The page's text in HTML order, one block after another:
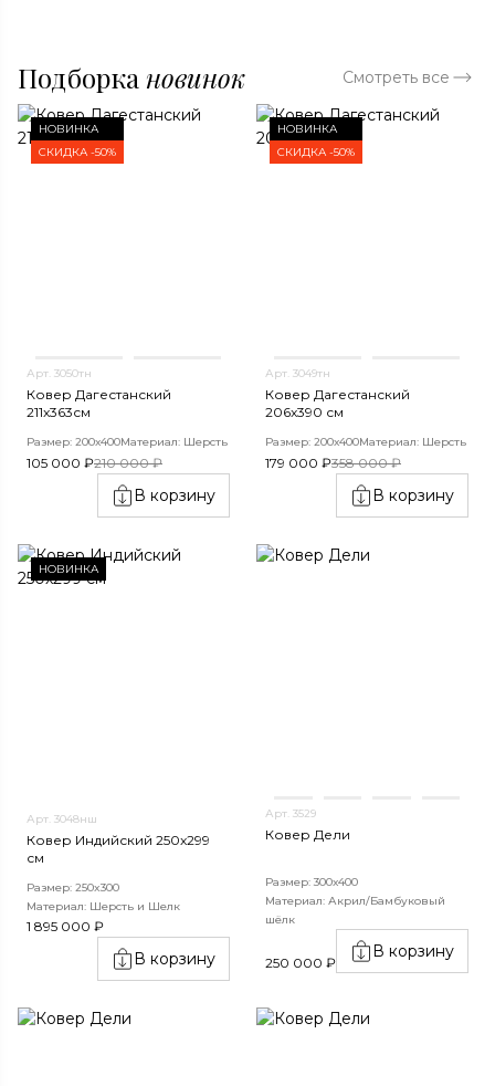
Подборка новинок Смотреть все
НОВИНКА
СКИДКА -50%
Арт. 3050тн
Ковер Дагестанский
211x363см
Размер: 200х400Материал: Шерсть
105 000 ₽210 000 ₽
В корзину
НОВИНКА
СКИДКА -50%
Арт. 3049тн
Ковер Дагестанский
206x390 см
Размер: 200х400Материал: Шерсть
179 000 ₽358 000 ₽
В корзину
НОВИНКА
Арт. 3048нш
Ковер Индийский 250x299
см
Размер: 250x300
Материал: Шерсть и Шелк
1 895 000 ₽
В корзину
Арт. 3529
Ковер Дели
Размер: 300х400
Материал: Акрил/Бамбуковый
шёлк
250 000 ₽
В корзину